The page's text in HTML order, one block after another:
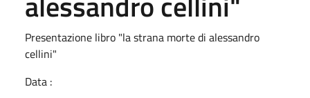
Presentazione libro "la strana morte di alessandro
cellini"
Data :